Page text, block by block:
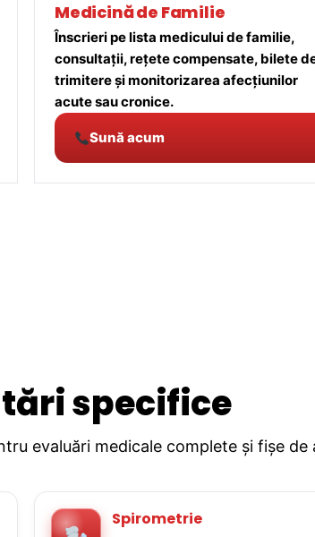
Medicină de Familie
Înscrieri pe lista medicului de familie,
consultații, rețete compensate, bilete
trimitere și monitorizarea afecțiunilor
acute sau cronice.
Sună acum
specifice
evaluări medicale complete și fișe
Spirometrie